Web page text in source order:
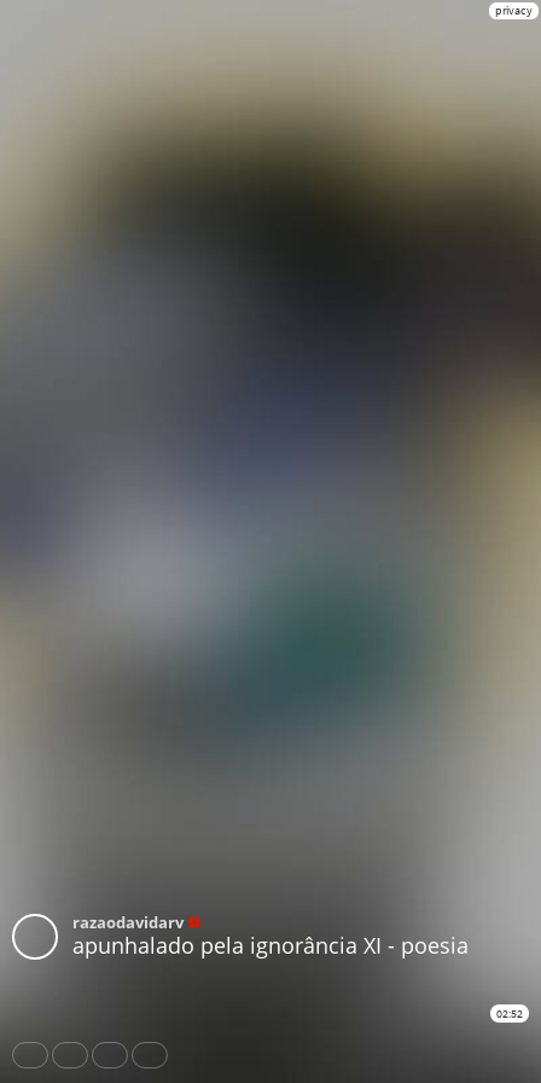
privacy
razaodavidarv
apunhalado pela ignorância XI - poesia
02:52
Share Like